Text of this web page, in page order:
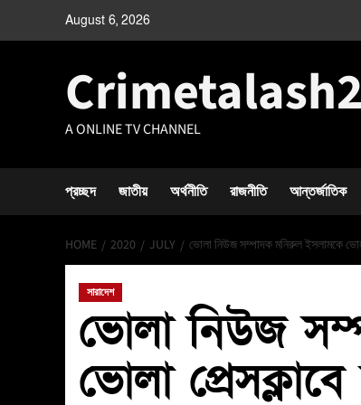
August 6, 2026
A ONLINE TV CHANNEL
প্রচ্ছদ জাতীয় অর্থনীতি রাজনীতি আন্তর্জাতিক
HOME 2020 JULY ভোলা নিউজ সম্পাদক মনিরুল ইসলামকে
সারাদেশ
ভোলা নিউজ
ভোলা প্রেসক্লাবে